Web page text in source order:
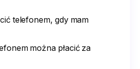
telefonem, gdy mam
można płacić za